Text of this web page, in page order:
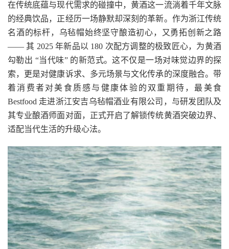
在传统底蕴与现代需求的碰撞中，黄酒这一流淌着千年文脉
的经典饮品，正经历一场静默却深刻的革新。作为浙江传统
名酒的标杆，乌毡帽始终坚守酿造初心，又勇拓创新之路
—— 其 2025 年新品以 180 次配方调整的极致匠心，为黄酒
勾勒出 “当代味” 的新范式。这不仅是一场对味觉边界的探
索，更是对健康诉求、多元场景与文化传承的深度融合。带
着消费者对美食质感与健康体验的双重期待，最美食
Bestfood 走进浙江安吉乌毡帽酒业有限公司，与研发团队及
其专业酿酒师面对面，正式开启了解锁传统黄酒突破边界、
适配当代生活的升级心法。